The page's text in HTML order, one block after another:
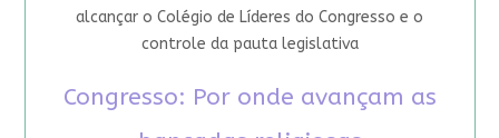
alcançar o Colégio de Líderes do Congresso e o
controle da pauta legislativa
Congresso: Por onde avançam as